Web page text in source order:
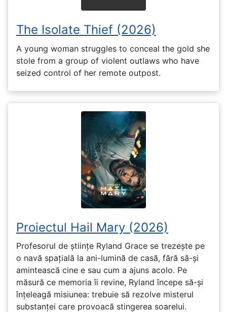
The Isolate Thief (2026)
A young woman struggles to conceal the gold she
stole from a group of violent outlaws who have
seized control of her remote outpost.
Proiectul Hail Mary (2026)
Profesorul de științe Ryland Grace se trezește pe
o navă spațială la ani-lumină de casă, fără să-și
amintească cine e sau cum a ajuns acolo. Pe
măsură ce memoria îi revine, Ryland începe să-și
înțeleagă misiunea: trebuie să rezolve misterul
substanței care provoacă stingerea soarelui.